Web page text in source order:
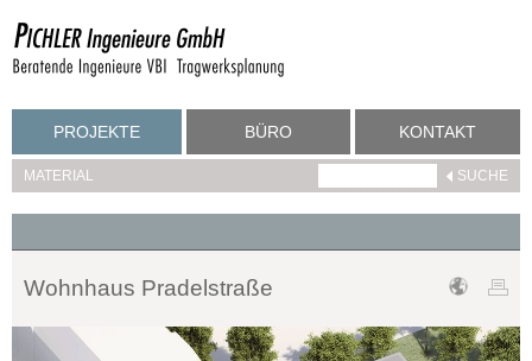
PROJEKTE BÜRO KONTAKT
MATERIAL
Wohnhaus Pradelstraße